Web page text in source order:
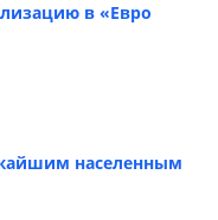
в «Евро
населенным